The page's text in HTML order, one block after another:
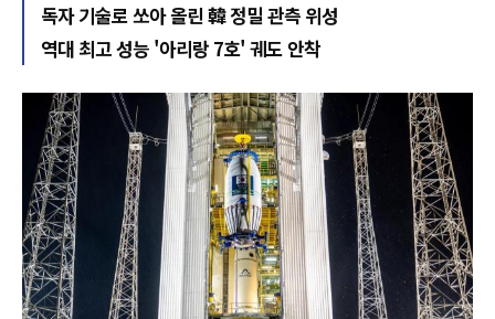
독자 기술로 쏘아 올린 韓 정밀 관측 위성
역대 최고 성능 '아리랑 7호' 궤도 안착